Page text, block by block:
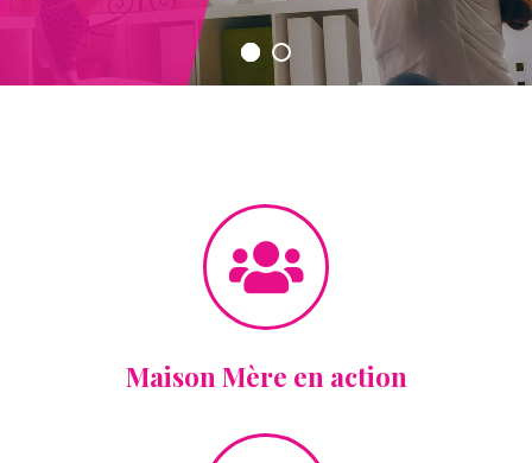
Maison Mère en action